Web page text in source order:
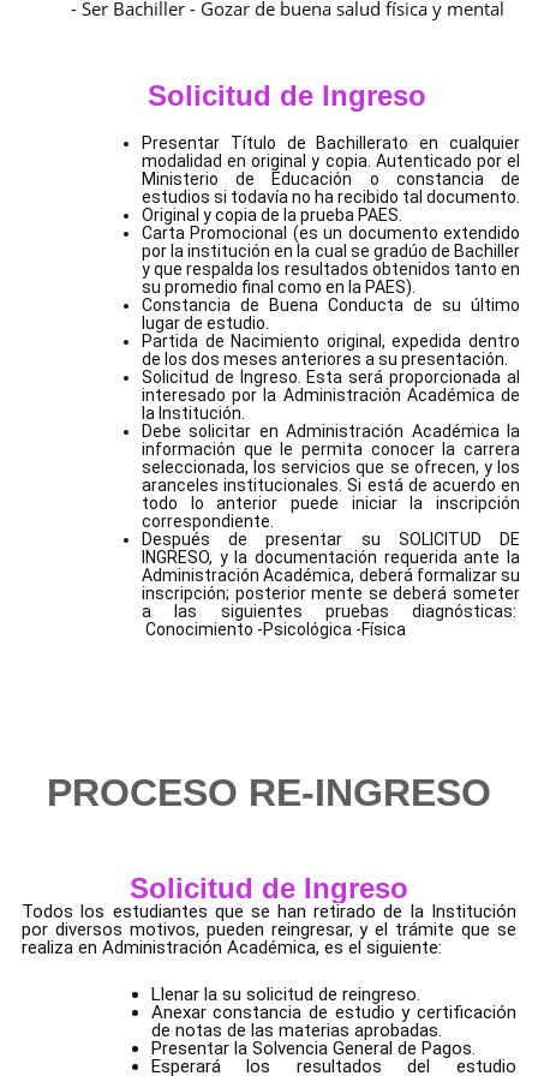
- Ser Bachiller - Gozar de buena salud física y mental
Solicitud de Ingreso
Presentar Título de Bachillerato en cualquier
modalidad en original y copia. Autenticado por el
Ministerio de Educación o constancia de
estudios si todavía no ha recibido tal documento.
Original y copia de la prueba PAES.
Carta Promocional (es un documento extendido
por la institución en la cual se gradúo de Bachiller
y que respalda los resultados obtenidos tanto en
su promedio final como en la PAES).
Constancia de Buena Conducta de su último
lugar de estudio.
Partida de Nacimiento original, expedida dentro
de los dos meses anteriores a su presentación.
Solicitud de Ingreso. Esta será proporcionada al
interesado por la Administración Académica de
la Institución.
Debe solicitar en Administración Académica la
información que le permita conocer la carrera
seleccionada, los servicios que se ofrecen, y los
aranceles institucionales. Si está de acuerdo en
todo lo anterior puede iniciar la inscripción
correspondiente.
Después de presentar su SOLICITUD DE
INGRESO, y la documentación requerida ante la
Administración Académica, deberá formalizar su
inscripción; posterior mente se deberá someter
a las siguientes pruebas diagnósticas:
Conocimiento -Psicológica -Física
PROCESO RE-INGRESO
Solicitud de Ingreso
Todos los estudiantes que se han retirado de la Institución
por diversos motivos, pueden reingresar, y el trámite que se
realiza en Administración Académica, es el siguiente:
Llenar la su solicitud de reingreso.
Anexar constancia de estudio y certificación
de notas de las materias aprobadas.
Presentar la Solvencia General de Pagos.
Esperará los resultados del estudio